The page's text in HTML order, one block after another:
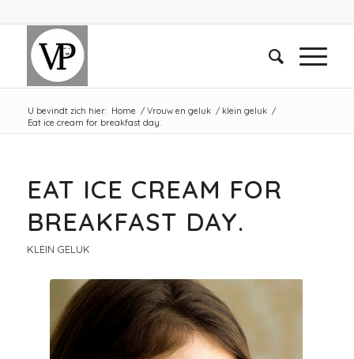
U bevindt zich hier: Home / Vrouw en geluk / klein geluk /
Eat ice cream for breakfast day.
EAT ICE CREAM FOR
BREAKFAST DAY.
KLEIN GELUK